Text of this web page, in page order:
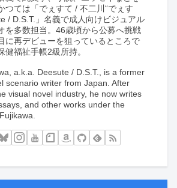
つては「でぇすて / 不二川“でぇす
/ D.S.T.」名義で成人向けビジュアル
を多数担当。46歳頃から公募へ挑戦
に再デビューを狙っているところで
健福祉手帳2級所持。
a.k.a. Deesute / D.S.T., is a former
scenario writer from Japan. After
visual novel industry, he now writes
and other works under the